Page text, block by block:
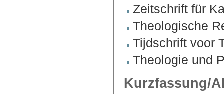
Zeitschrift für
Theologische
Tijdschrift voor
Theologie und
Kurzfassung/